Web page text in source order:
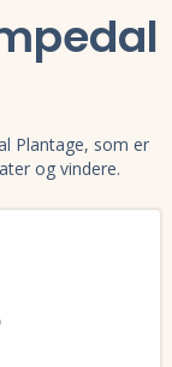
Plantage, som er
og vindere.